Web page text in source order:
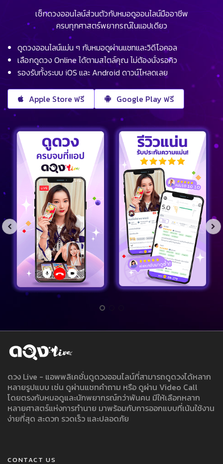
เช็กดวงออนไลน์ส่วนตัวกับหมอดูออนไลน์มืออาชีพ
ครบทุกศาสตร์พยากรณ์ในแอปเดียว
ดูดวงออนไลน์แม่น ๆ กับหมอดูผ่านแชทและวิดีโอคอล
เลือกดูดวง Online ได้ตามสไตล์คุณ ไม่ต้องนั่งรอคิว
รองรับทั้งระบบ iOS และ Android ดาวน์โหลดเลย
Apple Store ฟรี Google Play ฟรี
ดวง Live - แอพพลิเคชั่นดูดวงออนไลน์ที่สามารถดูดวงได้หลาก
หลายรูปแบบ เช่น ดูผ่านแชทคำถาม หรือ ดูผ่าน Video Call
โดยตรงกับหมอดูและนักพยากรณ์กว่าพันคน มีให้เลือกหลาก
หลายศาสตร์แห่งการทำนาย มาพร้อมกับการออกแบบที่เน้นใช้งาน
ง่ายที่สุด สะดวก รวดเร็ว และปลอดภัย
CONTACT US